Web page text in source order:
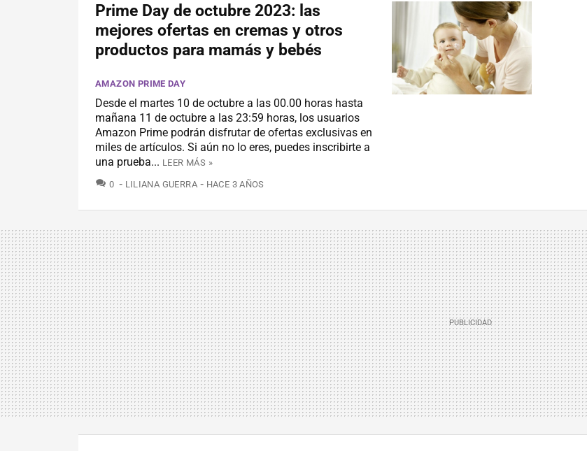
Prime Day de octubre 2023: las
mejores ofertas en cremas y otros
productos para mamás y bebés
AMAZON PRIME DAY
Desde el martes 10 de octubre a las 00.00 horas hasta
mañana 11 de octubre a las 23:59 horas, los usuarios
Amazon Prime podrán disfrutar de ofertas exclusivas en
miles de artículos. Si aún no lo eres, puedes inscribirte a
una prueba... LEER MÁS »
0 COMENTARIOS
LILIANA GUERRA HACE 3 AÑOS